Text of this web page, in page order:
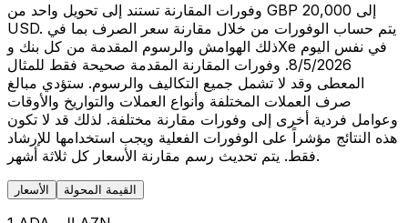
وفورات المقارنة تستند إلى تحويل واحد من GBP 20,000 إلى
USD. يتم حساب الوفورات من خلال مقارنة سعر الصرف بما في
ذلك الهوامش والرسوم المقدمة من كل بنك وXe في نفس اليوم
8/5/2026. وفورات المقارنة المقدمة صحيحة فقط للمثال
المعطى وقد لا تشمل جميع التكاليف والرسوم. ستؤدي مبالغ
صرف العملات المختلفة وأنواع العملات والتواريخ والأوقات
وعوامل فردية أخرى إلى وفورات مقارنة مختلفة. لذلك قد لا تكون
هذه النتائج مؤشراً على الوفورات الفعلية ويجب استخدامها للإرشاد
فقط. يتم تحديث رسم مقارنة الأسعار كل ثلاثة أشهر.
الأسعار القيمة المحولة